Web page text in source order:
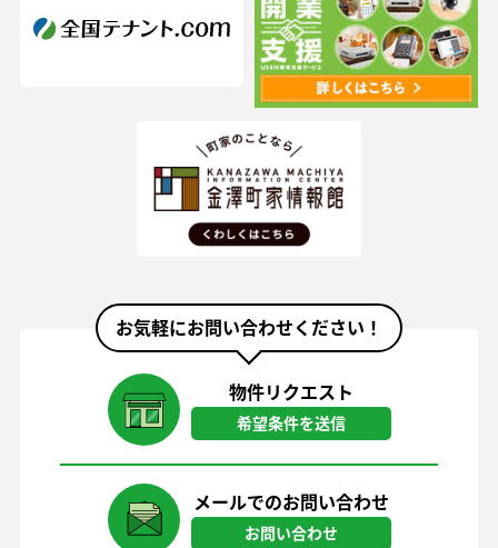
お気軽にお問い合わせください！
物件リクエスト
希望条件を送信
メールでのお問い合わせ
お問い合わせ